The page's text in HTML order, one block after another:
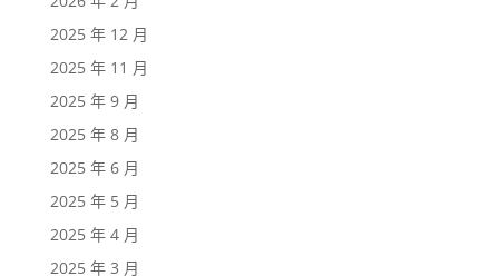
2025 年 12 月
2025 年 11 月
2025 年 9 月
2025 年 8 月
2025 年 6 月
2025 年 5 月
2025 年 4 月
2025 年 3 月